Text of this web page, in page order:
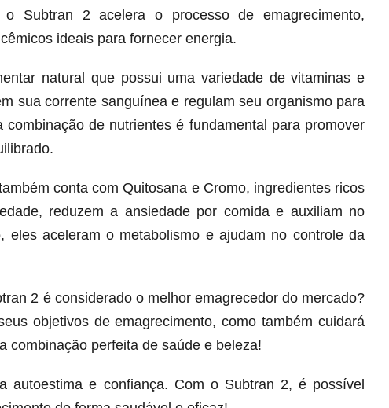
Subtran 2 acelera o processo de emagrecimento,
ideais para fornecer energia.
natural que possui uma variedade de vitaminas e
sua corrente sanguínea e regulam seu organismo para
combinação de nutrientes é fundamental para promover
conta com Quitosana e Cromo, ingredientes ricos
reduzem a ansiedade por comida e auxiliam no
eles aceleram o metabolismo e ajudam no controle da
2 é considerado o melhor emagrecedor do mercado?
objetivos de emagrecimento, como também cuidará
combinação perfeita de saúde e beleza!
autoestima e confiança. Com o Subtran 2, é possível
Melt Hair para cabelo, pele e unhas!
Ver detalhes